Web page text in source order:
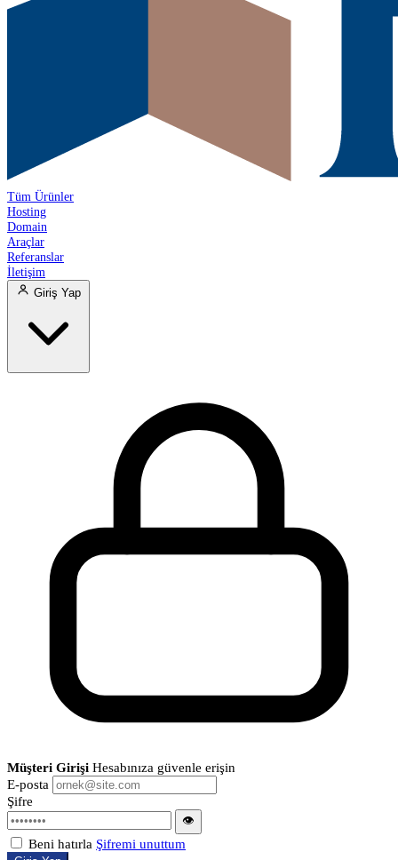
Tüm Ürünler
Hosting
Domain
Araçlar
Referanslar
İletişim
Giriş Yap
Müşteri Girişi Hesabınıza güvenle erişin
E-posta
Şifre
👁
Beni hatırla Şifremi unuttum